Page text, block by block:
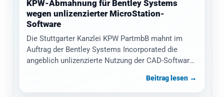
KPW-Abmahnung für Bentley Systems
wegen unlizenzierter MicroStation-
Software
Die Stuttgarter Kanzlei KPW PartmbB mahnt im
Auftrag der Bentley Systems Incorporated die
angeblich unlizenzierte Nutzung der CAD-Software
Beitrag lesen →